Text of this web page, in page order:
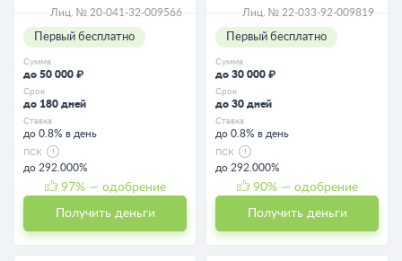
Лиц. № 20-041-32-009566
Первый бесплатно
Сумма
до 50 000 ₽
Срок
до 180 дней
Ставка
до 0.8% в день
ПСК
до 292.000%
97% — одобрение
Получить деньги
Лиц. № 22-033-92-009819
Первый бесплатно
Сумма
до 30 000 ₽
Срок
до 30 дней
Ставка
до 0.8% в день
ПСК
до 292.000%
90% — одобрение
Получить деньги